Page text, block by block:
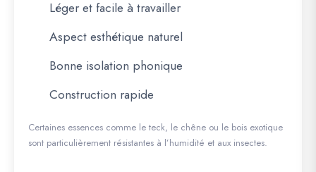
Léger et facile à travailler
Aspect esthétique naturel
Bonne isolation phonique
Construction rapide
Certaines essences comme le teck, le chêne ou le bois exotique
sont particulièrement résistantes à l’humidité et aux insectes.